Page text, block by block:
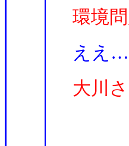
環境
ええ…
大川